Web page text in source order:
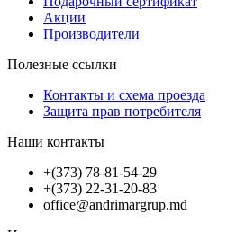
Акции
Производители
Полезные ссылки
Контакты и схема проезда
Защита прав потребителя
Наши контакты
+(373) 78-81-54-29
+(373) 22-31-20-83
office@andrimargrup.md